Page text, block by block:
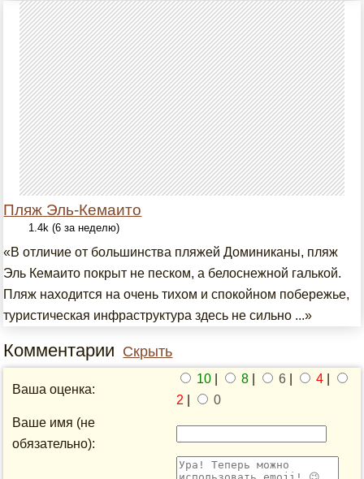
Пляж Эль-Кемаито
1.4k (6 за неделю)
«В отличие от большинства пляжей Доминиканы, пляж
Эль Кемаито покрыт не песком, а белоснежной галькой.
Пляж находится на очень тихом и спокойном побережье,
туристическая инфраструктура здесь не сильно ...»
Комментарии Скрыть
Ваша оценка:
10 8 6 4
2
0
Ваше имя (не
обязательно):